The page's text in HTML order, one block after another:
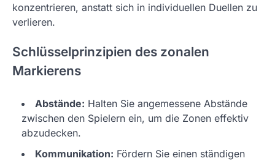
konzentrieren, anstatt sich in individuellen Duellen zu
verlieren.
Schlüsselprinzipien des zonalen
Markierens
Abstände: Halten Sie angemessene Abstände
zwischen den Spielern ein, um die Zonen effektiv
abzudecken.
Kommunikation: Fördern Sie einen ständigen